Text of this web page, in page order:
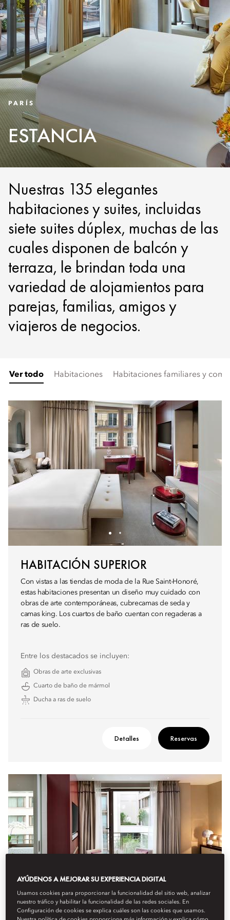
PARÍS
ESTANCIA
Nuestras 135 elegantes
habitaciones y suites, incluidas
siete suites dúplex, muchas de las
cuales disponen de balcón y
terraza, le brindan toda una
variedad de alojamientos para
parejas, familias, amigos y
viajeros de negocios.
Ver todo Habitaciones Habitaciones familiares y
HABITACIÓN SUPERIOR
Con vistas a las tiendas de moda de la Rue Saint-Honoré,
estas habitaciones presentan un diseño muy cuidado con
obras de arte contemporáneas, cubrecamas de seda y
camas king. Los cuartos de baño cuentan con regaderas a
ras de suelo.
Entre los destacados se incluyen:
Obras de arte exclusivas
Cuarto de baño de mármol
Ducha a ras de suelo
Detalles Reservas
AYÚDENOS A MEJORAR SU EXPERIENCIA DIGITAL
Usamos cookies para proporcionar la funcionalidad del sitio web, analizar
nuestro tráfico y habilitar la funcionalidad de las redes sociales. En
Configuración de cookies se explica cuáles son las cookies que usamos.